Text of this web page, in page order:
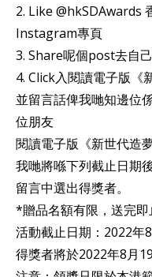
2. Like @hkSDAwards
Instagram專頁
3. Share呢個post去自
4. Click入閱讀電子版《
並留言話俾我哋知邊位
位朋友
閱讀電子版《新世代造
我哋將喺下列截止日期
留言中選出得獎者。
*贈品名額有限，送完即
活動截止日期：2022年
得獎者將於2022年8月